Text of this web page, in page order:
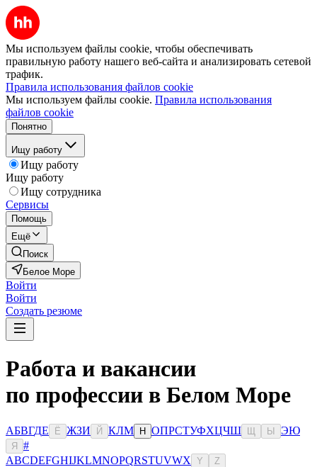
Мы используем файлы cookie, чтобы обеспечивать
правильную работу нашего веб-сайта и анализировать сетевой
трафик.
Правила использования файлов cookie
Мы используем файлы cookie. Правила использования
файлов cookie
Понятно
Ищу работу
Ищу работу
Ищу работу
Ищу сотрудника
Сервисы
Помощь
Ещё
Поиск
Белое Море
Войти
Войти
Создать резюме
Работа и вакансии
по профессии в Белом Море
АБВГДЕ Ё ЖЗИ Й КЛМ Н ОПРСТУФХЦЧШ Ы ЭЮ
Я
#
ABCDEFGHIJKLMNOPQRSTUVWX Y Z